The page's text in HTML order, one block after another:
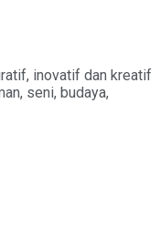
inovatif dan kreatif
seni, budaya,